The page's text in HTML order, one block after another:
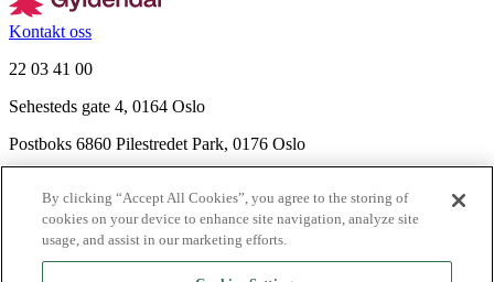
Kontakt oss
22 03 41 00
Sehesteds gate 4, 0164 Oslo
Postboks 6860 Pilestredet Park, 0176 Oslo
Nyhetsbrev
Ledige stillinger
Send inn manus
By clicking “Accept All Cookies”, you agree to the storing of
cookies on your device to enhance site navigation, analyze site
usage, and assist in our marketing efforts.